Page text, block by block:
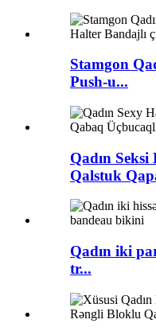
Stamgon
Push-u...
Qadın
Qalstuk
Qadın iki
tr...